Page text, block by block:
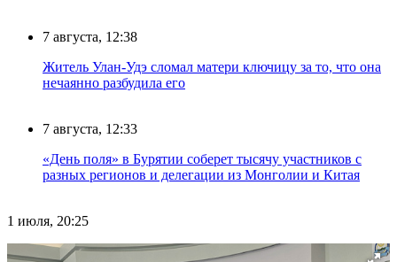
7 августа, 12:38
Житель Улан-Удэ сломал матери ключицу за то, что она
нечаянно разбудила его
7 августа, 12:33
«День поля» в Бурятии соберет тысячу участников с
разных регионов и делегации из Монголии и Китая
1 июля, 20:25